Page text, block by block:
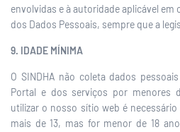
envolvidas e à autoridade aplicável em
dos Dados Pessoais, sempre que a
9. IDADE MÍNIMA
O SINDHA não coleta dados
Portal e dos serviços por menores
utilizar o nosso sítio web é
mais de 13, mas for menor de 18